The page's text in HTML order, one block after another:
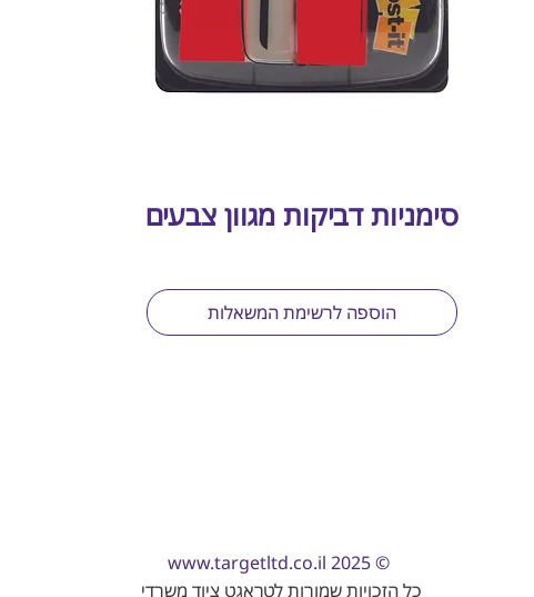
סימניות דביקות מגוון צבעים
הוספה לרשימת המשאלות
© 2025
www.targetltd.co.il
כל הזכויות שמורות לטראגט ציוד משרדי